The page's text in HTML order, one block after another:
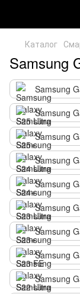
Каталог
Samsung
Samsung
Samsung
Samsung
Samsung
Samsung
Samsung
Samsung
Samsung
Samsung